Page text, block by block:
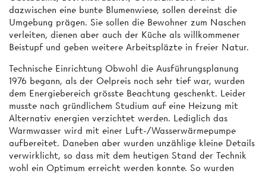
dazwischen eine bunte Blumenwiese, sollen dereinst die
Umgebung prägen. Sie sollen die Bewohner zum Naschen
verleiten, dienen aber auch der Küche als willkommener
Beistupf und geben weitere Arbeitspläzte in freier Natur.
Technische Einrichtung Obwohl die Ausführungsplanung
1976 begann, als der Oelpreis noch sehr tief war, wurden
dem Energiebereich grösste Beachtung geschenkt. Leider
musste nach gründlichem Studium auf eine Heizung mit
Alternativ energien verzichtet werden. Lediglich das
Warmwasser wird mit einer Luft-/Wasserwärmepumpe
aufbereitet. Daneben aber wurden unzählige kleine Details
verwirklicht, so dass mit dem heutigen Stand der Technik
wohl ein Optimum erreicht werden konnte. So wurden